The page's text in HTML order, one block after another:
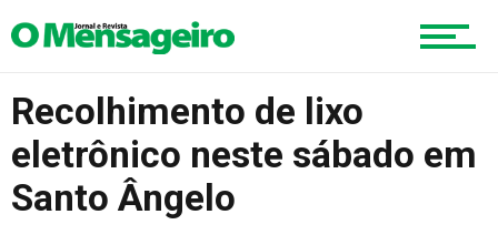
Cultura
Recolhimento de lixo
eletrônico neste sábado em
Santo Ângelo